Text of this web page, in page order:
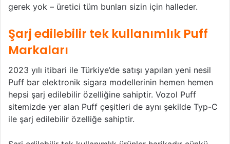
gerek yok – üretici tüm bunları sizin için halleder.
Şarj edilebilir tek kullanımlık Puff
Markaları
2023 yılı itibari ile Türkiye’de satışı yapılan yeni nesil
Puff bar elektronik sigara modellerinin hemen hemen
hepsi şarj edilebilir özelliğine sahiptir. Vozol Puff
sitemizde yer alan Puff çeşitleri de aynı şekilde Typ-C
ile şarj edilebilir özelliğe sahiptir.